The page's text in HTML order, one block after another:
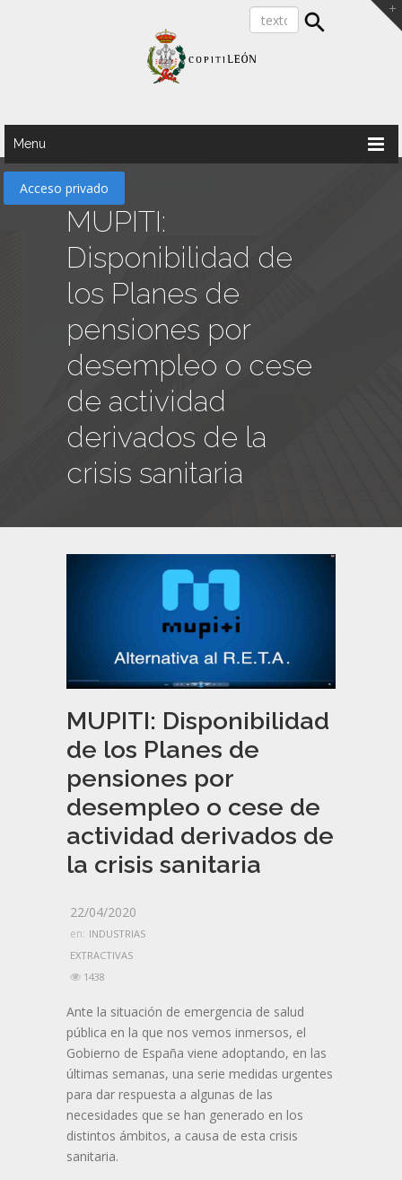
Menu
Acceso privado
MUPITI:
Disponibilidad de
los Planes de
pensiones por
desempleo o cese
de actividad
derivados de la
crisis sanitaria
MUPITI: Disponibilidad
de los Planes de
pensiones por
desempleo o cese de
actividad derivados de
la crisis sanitaria
22/04/2020
en: INDUSTRIAS
EXTRACTIVAS
1438
Ante la situación de emergencia de salud
pública en la que nos vemos inmersos, el
Gobierno de España viene adoptando, en las
últimas semanas, una serie medidas urgentes
para dar respuesta a algunas de las
necesidades que se han generado en los
distintos ámbitos, a causa de esta crisis
sanitaria.